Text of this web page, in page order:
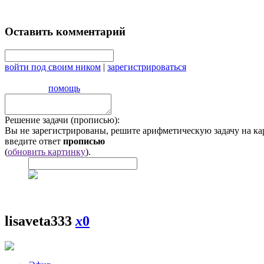
Оставить комментарий
войти под своим ником | зарегистрироваться
помощь
Решение задачи (прописью):
Вы не зарегистрированы, решите арифметическую задачу на
введите ответ прописью
(обновить картинку).
lisaveta333x0